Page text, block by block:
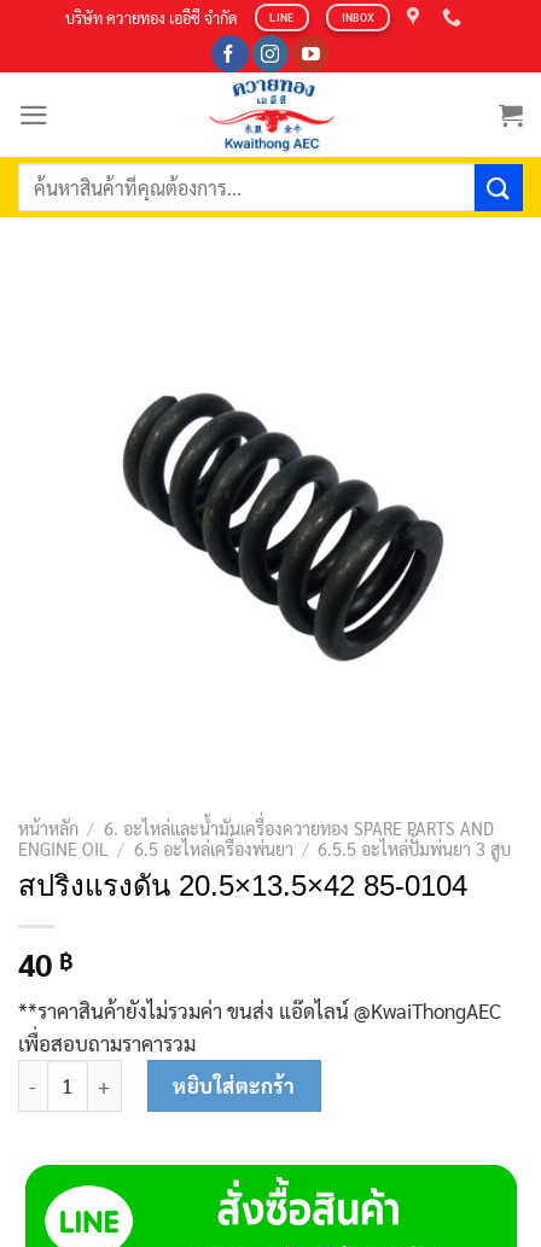
content
บริษัท ควายทอง เออีซี จำกัด LINE INBOX
ค้นหา:
หน้าหลัก / 6. อะไหล่และน้ำมันเครื่องควายทอง SPARE PARTS AND
ENGINE OIL
/ 6.5 อะไหล่เครื่องพ่นยา / 6.5.5 อะไหล่ปั้มพ่นยา 3 สูบ
สปริงแรงดัน 20.5×13.5×42 85-0104
40 ฿
**ราคาสินค้ายังไม่รวมค่า ขนส่ง แอ๊ดไลน์ @KwaiThongAEC
เพื่อสอบถามราคารวม
จำนวน สปริงแรงดัน 20.5x13.5x42 85-0104 ชิ้น
หยิบใส่ตะกร้า